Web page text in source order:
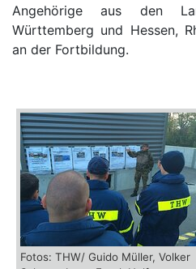
Angehörige aus den
Württemberg und Hessen,
an der Fortbildung.
Fotos: THW/ Guido Müller, Volker